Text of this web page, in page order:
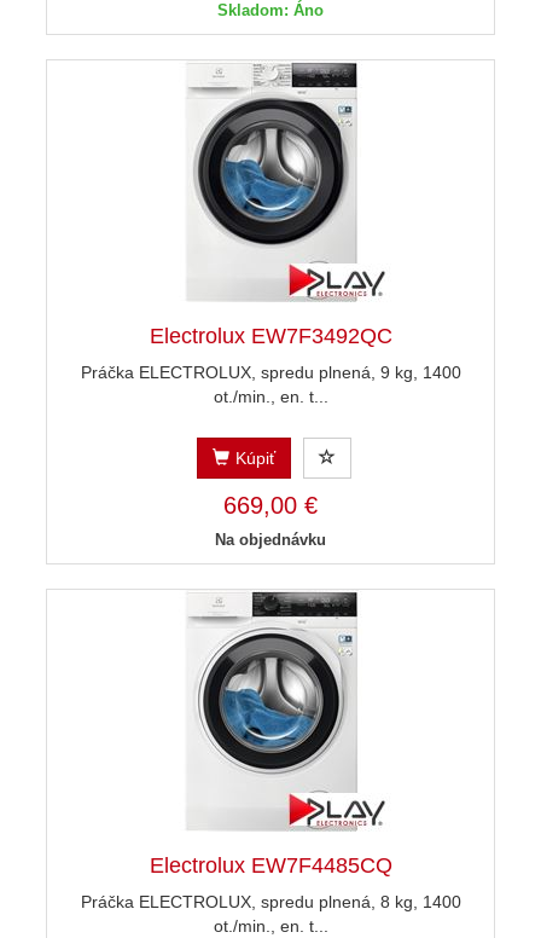
Skladom: Áno
Electrolux EW7F3492QC
Práčka ELECTROLUX, spredu plnená, 9 kg, 1400
ot./min., en. t...
Kúpiť
669,00 €
Na objednávku
Electrolux EW7F4485CQ
Práčka ELECTROLUX, spredu plnená, 8 kg, 1400
ot./min., en. t...